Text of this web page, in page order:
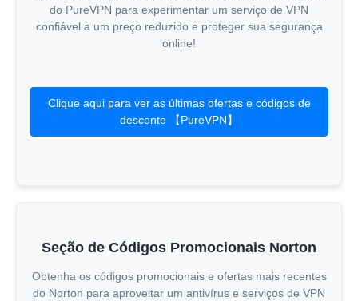
do PureVPN para experimentar um serviço de VPN
confiável a um preço reduzido e proteger sua segurança
online!
Clique aqui para ver as últimas ofertas e códigos de
desconto 【PureVPN】
Seção de Códigos Promocionais Norton
Obtenha os códigos promocionais e ofertas mais recentes
do Norton para aproveitar um antivírus e serviços de VPN